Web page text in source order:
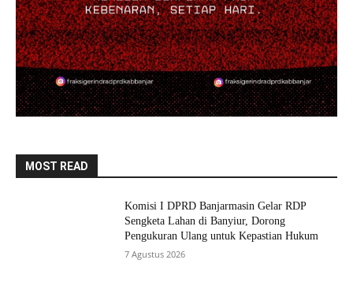
MOST READ
Komisi I DPRD Banjarmasin Gelar RDP
Sengketa Lahan di Banyiur, Dorong
Pengukuran Ulang untuk Kepastian Hukum
7 Agustus 2026